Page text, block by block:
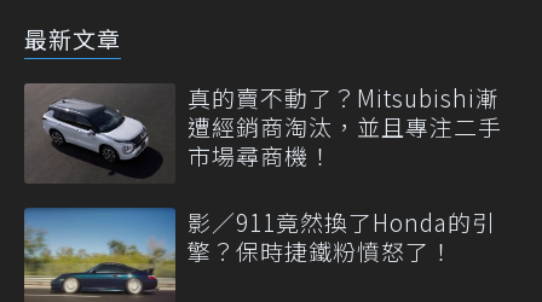
最新文章
真的賣不動了？Mitsubishi漸
遭經銷商淘汰，並且專注二手
市場尋商機！
影／911竟然換了Honda的引
擎？保時捷鐵粉憤怒了！